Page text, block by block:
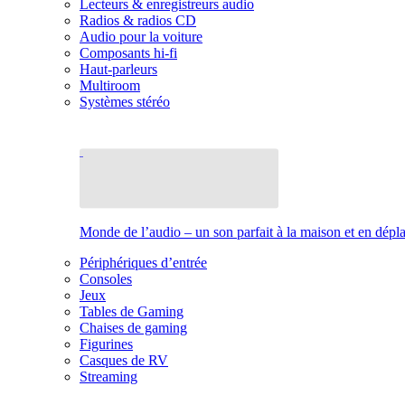
Lecteurs & enregistreurs audio
Radios & radios CD
Audio pour la voiture
Composants hi-fi
Haut-parleurs
Multiroom
Systèmes stéréo
Monde de l’audio – un son parfait à la maison et en
Périphériques d’entrée
Consoles
Jeux
Tables de Gaming
Chaises de gaming
Figurines
Casques de RV
Streaming